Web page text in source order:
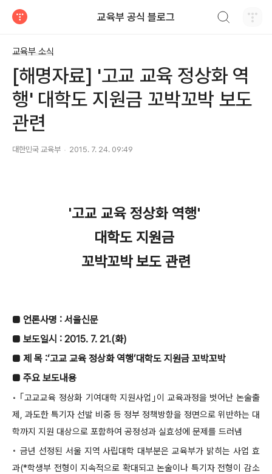
교육부 공식 블로그
교육부 소식
[해명자료] '고교 교육 정상화 역
행' 대학도 지원금 꼬박꼬박 보도
관련
대한민국 교육부 2015. 7. 24. 09:49
'고교 교육 정상화 역행'
대학도 지원금
꼬박꼬박 보도 관련
■ 언론사명 : 서울신문
■ 보도일시 : 2015. 7. 21.(화)
■ 제 목 :‘고교 교육 정상화 역행’대학도 지원금 꼬박꼬박
■ 주요 보도내용
◦ ｢고교교육 정상화 기여대학 지원사업｣이 교육과정을 벗어난 논술출
제, 과도한 특기자 선발 비중 등 정부 정책방향을 정면으로 위반하는 대
학까지 지원 대상으로 포함하여 공정성과 실효성에 문제를 드러냄
◦ 금년 선정된 서울 지역 사립대학 대부분은 교육부가 밝히는 사업 효
과(*학생부 전형이 지속적으로 확대되고 논술이나 특기자 전형이 감소